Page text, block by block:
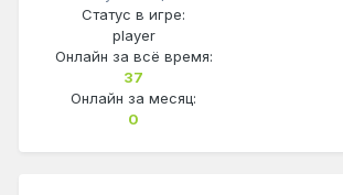
Статус в игре:
player
Онлайн за всё время:
37
Онлайн за месяц:
0